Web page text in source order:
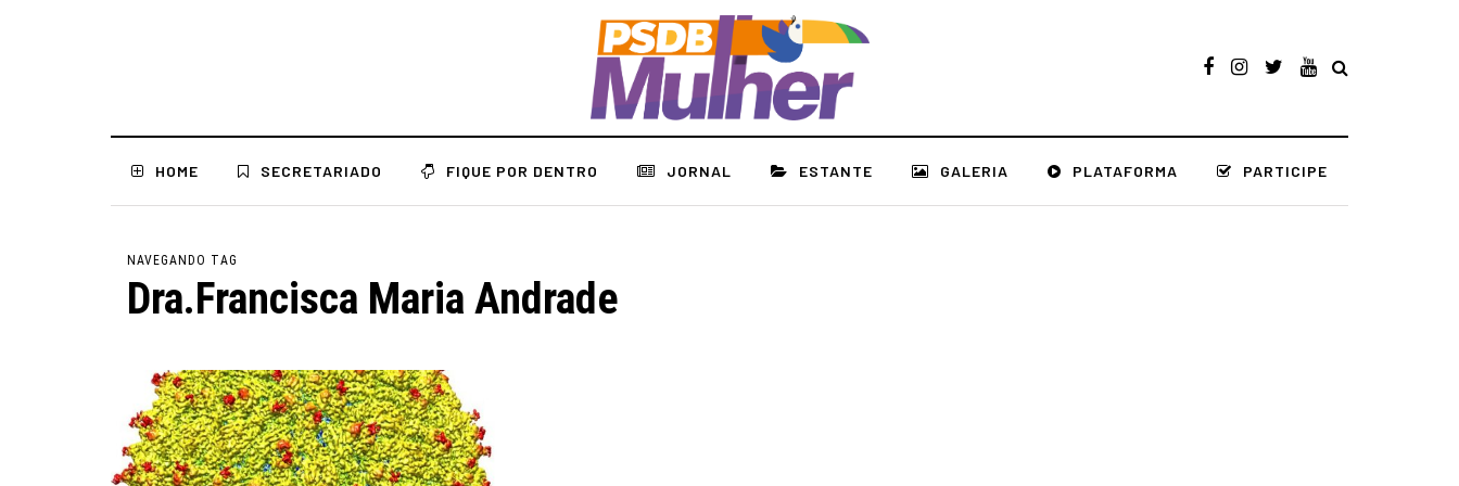
HOME SECRETARIADO FIQUE POR DENTRO JORNAL ESTANTE GALERIA PLATAFORMA PARTICIPE
NAVEGANDO TAG
Dra.Francisca Maria Andrade